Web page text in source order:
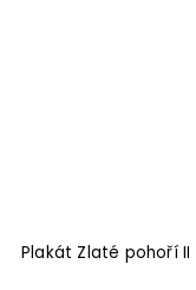
Plakát Zlaté pohoří II